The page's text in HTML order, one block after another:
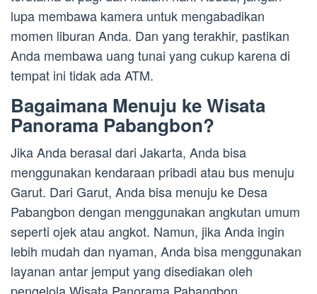
lupa membawa kamera untuk mengabadikan
momen liburan Anda. Dan yang terakhir, pastikan
Anda membawa uang tunai yang cukup karena di
tempat ini tidak ada ATM.
Bagaimana Menuju ke Wisata
Panorama Pabangbon?
Jika Anda berasal dari Jakarta, Anda bisa
menggunakan kendaraan pribadi atau bus menuju
Garut. Dari Garut, Anda bisa menuju ke Desa
Pabangbon dengan menggunakan angkutan umum
seperti ojek atau angkot. Namun, jika Anda ingin
lebih mudah dan nyaman, Anda bisa menggunakan
layanan antar jemput yang disediakan oleh